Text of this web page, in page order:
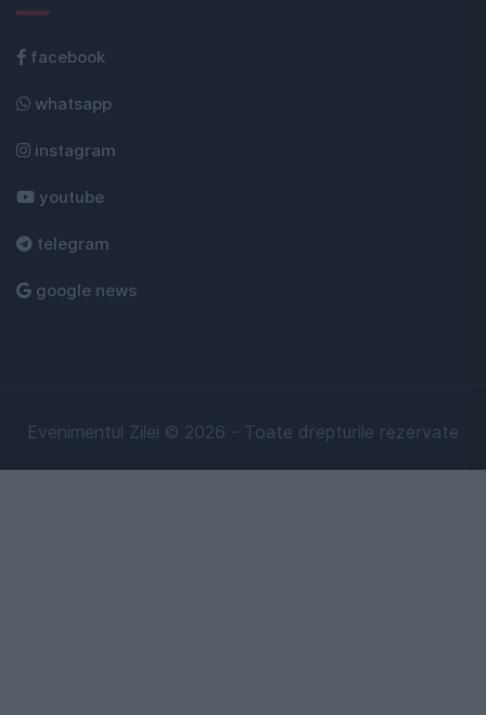
facebook
whatsapp
instagram
youtube
telegram
google news
Evenimentul Zilei © 2026 - Toate drepturile rezervate